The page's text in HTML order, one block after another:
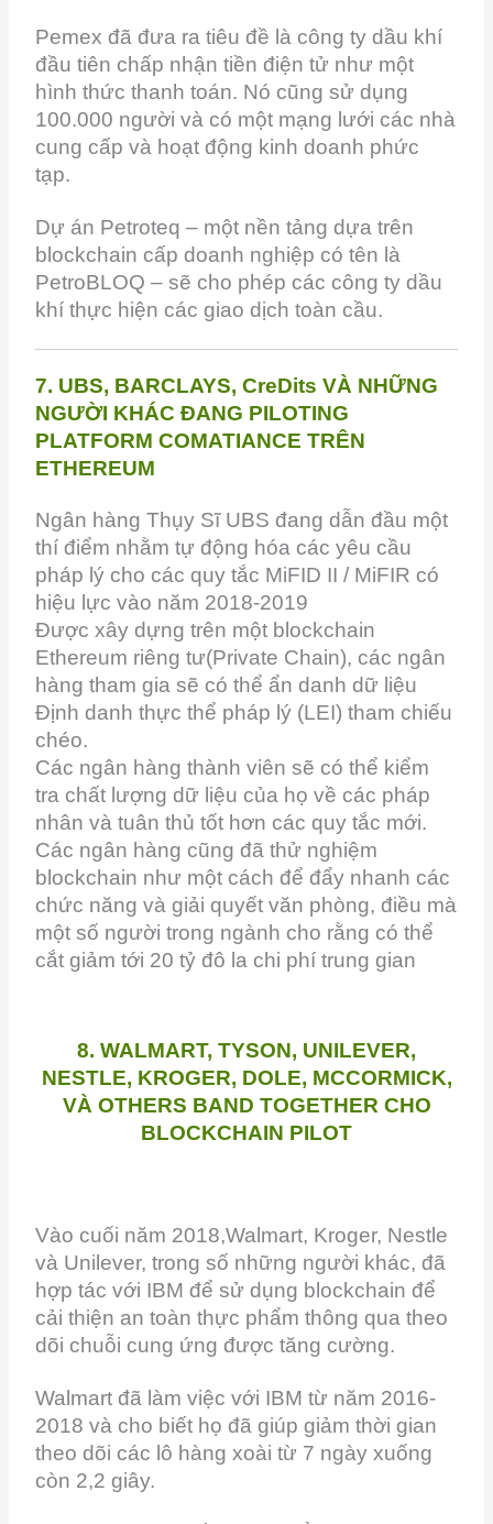
Pemex đã đưa ra tiêu đề là công ty dầu khí
đầu tiên chấp nhận tiền điện tử như một
hình thức thanh toán. Nó cũng sử dụng
100.000 người và có một mạng lưới các nhà
cung cấp và hoạt động kinh doanh phức
tạp.
Dự án Petroteq – một nền tảng dựa trên
blockchain cấp doanh nghiệp có tên là
PetroBLOQ – sẽ cho phép các công ty dầu
khí thực hiện các giao dịch toàn cầu.
7. UBS, BARCLAYS, CreDits VÀ NHỮNG
NGƯỜI KHÁC ĐANG PILOTING
PLATFORM COMATIANCE TRÊN
ETHEREUM
Ngân hàng Thụy Sĩ UBS đang dẫn đầu một
thí điểm nhằm tự động hóa các yêu cầu
pháp lý cho các quy tắc MiFID II / MiFIR có
hiệu lực vào năm 2018-2019
Được xây dựng trên một blockchain
Ethereum riêng tư(Private Chain), các ngân
hàng tham gia sẽ có thể ẩn danh dữ liệu
Định danh thực thể pháp lý (LEI) tham chiếu
chéo.
Các ngân hàng thành viên sẽ có thể kiểm
tra chất lượng dữ liệu của họ về các pháp
nhân và tuân thủ tốt hơn các quy tắc mới.
Các ngân hàng cũng đã thử nghiệm
blockchain như một cách để đẩy nhanh các
chức năng và giải quyết văn phòng, điều mà
một số người trong ngành cho rằng có thể
cắt giảm tới 20 tỷ đô la chi phí trung gian
8. WALMART, TYSON, UNILEVER,
NESTLE, KROGER, DOLE, MCCORMICK,
VÀ OTHERS BAND TOGETHER CHO
BLOCKCHAIN ​​PILOT
Vào cuối năm 2018,Walmart, Kroger, Nestle
và Unilever, trong số những người khác, đã
hợp tác với IBM để sử dụng blockchain để
cải thiện an toàn thực phẩm thông qua theo
dõi chuỗi cung ứng được tăng cường.
Walmart đã làm việc với IBM từ năm 2016-
2018 và cho biết họ đã giúp giảm thời gian
theo dõi các lô hàng xoài từ 7 ngày xuống
còn 2,2 giây.